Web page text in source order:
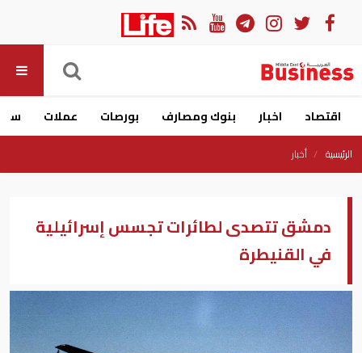
اقتصاد اخبار بنوك ومصارف بورصات عملات
الرئيسية أخبار
دمشق تتصدى لطائرات تجسس إسرائيلية
في القنيطرة